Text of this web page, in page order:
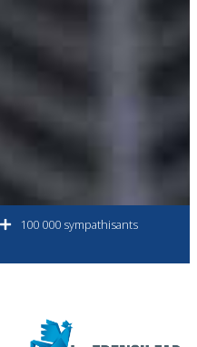
100 000 sympathisants